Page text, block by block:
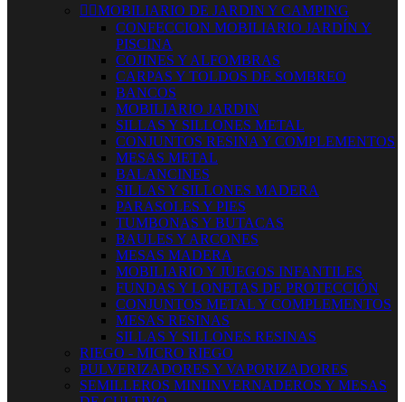
 MOBILIARIO DE JARDIN Y CAMPING
CONFECCION MOBILIARIO JARDÍN Y
PISCINA
COJINES Y ALFOMBRAS
CARPAS Y TOLDOS DE SOMBREO
BANCOS
MOBILIARIO JARDIN
SILLAS Y SILLONES METAL
CONJUNTOS RESINA Y COMPLEMENTOS
MESAS METAL
BALANCINES
SILLAS Y SILLONES MADERA
PARASOLES Y PIES
TUMBONAS Y BUTACAS
BAULES Y ARCONES
MESAS MADERA
MOBILIARIO Y JUEGOS INFANTILES
FUNDAS Y LONETAS DE PROTECCIÓN
CONJUNTOS METAL Y COMPLEMENTOS
MESAS RESINAS
SILLAS Y SILLONES RESINAS
RIEGO - MICRO RIEGO
PULVERIZADORES Y VAPORIZADORES
SEMILLEROS MINIINVERNADEROS Y MESAS